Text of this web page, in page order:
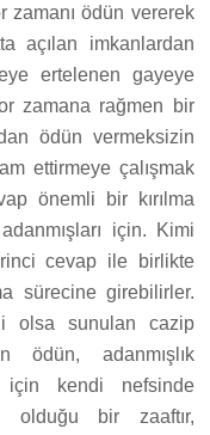
ödün vererek
açılan imkanlardan
ertelenen gayeye
zamana rağmen bir
ödün vermeksizin
ettirmeye çalışmak
önemli bir kırılma
için. Kimi
cevap ile birlikte
sürecine girebilirler.
olsa sunulan cazip
ödün, adanmışlık
için kendi nefsinde
olduğu bir zaaftır,